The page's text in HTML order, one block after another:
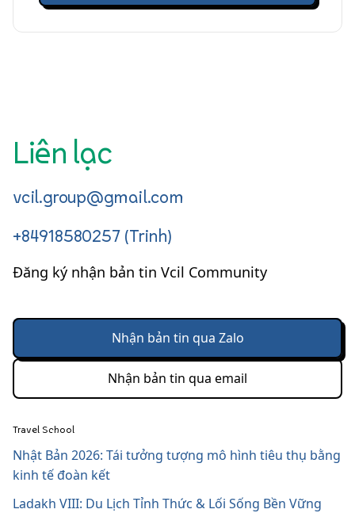
Liên lạc
vcil.group@gmail.com
+84918580257 (Trinh)
Đăng ký nhận bản tin Vcil Community
Nhận bản tin qua Zalo
Nhận bản tin qua email
Travel School
Nhật Bản 2026: Tái tưởng tượng mô hình tiêu thụ bằng
kinh tế đoàn kết
Ladakh VIII: Du Lịch Tỉnh Thức & Lối Sống Bền Vững